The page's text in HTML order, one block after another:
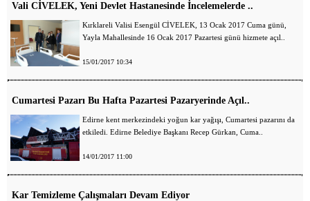
Vali CİVELEK, Yeni Devlet Hastanesinde İncelemelerde ..
Kırklareli Valisi Esengül CİVELEK, 13 Ocak 2017 Cuma günü,
Yayla Mahallesinde 16 Ocak 2017 Pazartesi günü hizmete açıl..
15/01/2017 10:34
Cumartesi Pazarı Bu Hafta Pazartesi Pazaryerinde Açıl..
Edirne kent merkezindeki yoğun kar yağışı, Cumartesi pazarını da
etkiledi. Edirne Belediye Başkanı Recep Gürkan, Cuma..
14/01/2017 11:00
Kar Temizleme Çalışmaları Devam Ediyor